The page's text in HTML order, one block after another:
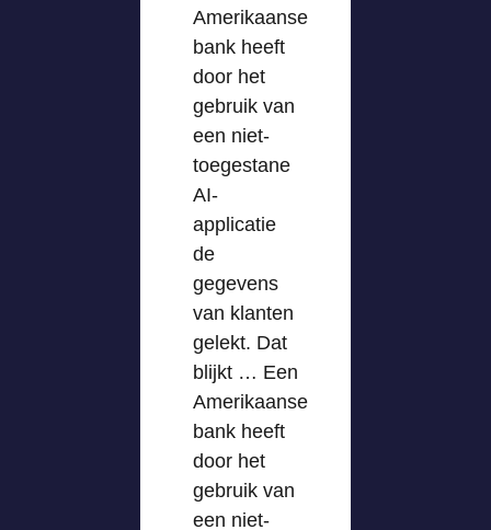
Amerikaanse
bank heeft
door het
gebruik van
een niet-
toegestane
AI-
applicatie
de
gegevens
van klanten
gelekt. Dat
blijkt … Een
Amerikaanse
bank heeft
door het
gebruik van
een niet-